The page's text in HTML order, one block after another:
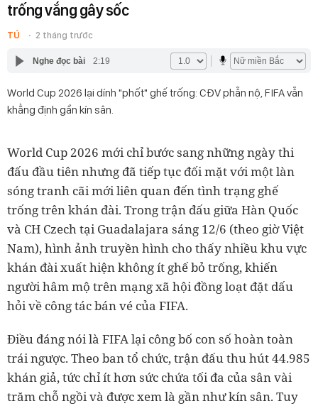
trống vắng gây sốc
TÚ 2 tháng trước
Nghe đọc bài 2:19
World Cup 2026 lại dính "phốt" ghế trống: CĐV phẫn nộ, FIFA vẫn
khẳng định gần kín sân.
World Cup 2026 mới chỉ bước sang những ngày thi
đấu đầu tiên nhưng đã tiếp tục đối mặt với một làn
sóng tranh cãi mới liên quan đến tình trạng ghế
trống trên khán đài. Trong trận đấu giữa Hàn Quốc
và CH Czech tại Guadalajara sáng 12/6 (theo giờ Việt
Nam), hình ảnh truyền hình cho thấy nhiều khu vực
khán đài xuất hiện không ít ghế bỏ trống, khiến
người hâm mộ trên mạng xã hội đồng loạt đặt dấu
hỏi về công tác bán vé của FIFA.
Điều đáng nói là FIFA lại công bố con số hoàn toàn
trái ngược. Theo ban tổ chức, trận đấu thu hút 44.985
khán giả, tức chỉ ít hơn sức chứa tối đa của sân vài
trăm chỗ ngồi và được xem là gần như kín sân. Tuy